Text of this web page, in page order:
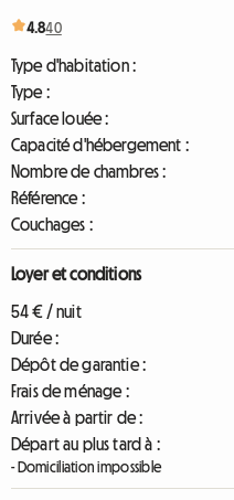
4.840
Type d'habitation :
Type :
Surface louée :
Capacité d'hébergement :
Nombre de chambres :
Référence :
Couchages :
Loyer et conditions
54 € / nuit
Durée :
Dépôt de garantie :
Frais de ménage :
Arrivée à partir de :
Départ au plus tard à :
- Domiciliation impossible